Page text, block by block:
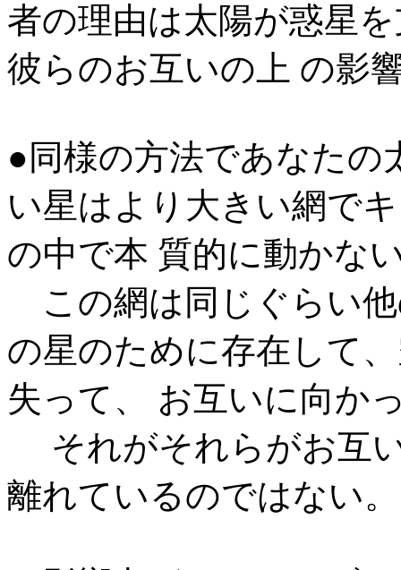
者の理由は太陽が惑星
彼らのお互いの上 の影
●同様の方法であなたの
い星はより大きい網で
の中で本 質的に動かな
この網は同じぐらい
の星のために存在して
失って、 お互いに向か
それがそれらがお互
離れているのではない。